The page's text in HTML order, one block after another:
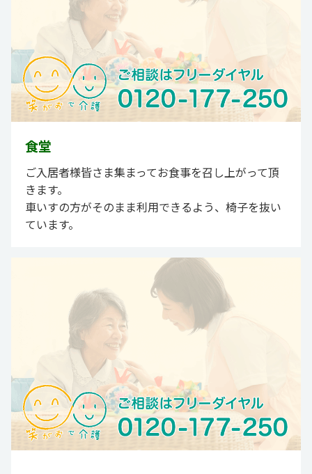
食堂
ご入居者様皆さま集まってお食事を召し上がって頂
きます。
車いすの方がそのまま利用できるよう、椅子を抜い
ています。